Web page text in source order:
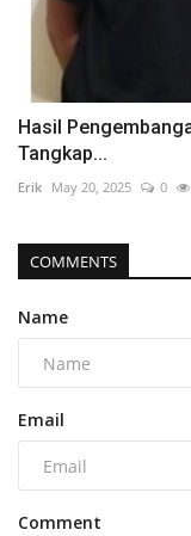
Hasil
Tangkap...
Erik May 20, 2025 0
COMMENTS
Name
Email
Comment